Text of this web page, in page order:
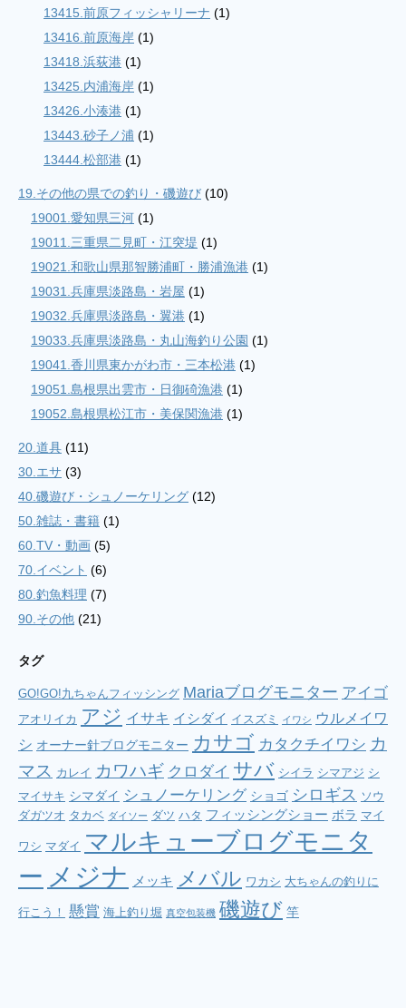
13415.前原フィッシャリーナ (1)
13416.前原海岸 (1)
13418.浜荻港 (1)
13425.内浦海岸 (1)
13426.小湊港 (1)
13443.砂子ノ浦 (1)
13444.松部港 (1)
19.その他の県での釣り・磯遊び (10)
19001.愛知県三河 (1)
19011.三重県二見町・江突堤 (1)
19021.和歌山県那智勝浦町・勝浦漁港 (1)
19031.兵庫県淡路島・岩屋 (1)
19032.兵庫県淡路島・翼港 (1)
19033.兵庫県淡路島・丸山海釣り公園 (1)
19041.香川県東かがわ市・三本松港 (1)
19051.島根県出雲市・日御碕漁港 (1)
19052.島根県松江市・美保関漁港 (1)
20.道具 (11)
30.エサ (3)
40.磯遊び・シュノーケリング (12)
50.雑誌・書籍 (1)
60.TV・動画 (5)
70.イベント (6)
80.釣魚料理 (7)
90.その他 (21)
タグ
GO!GO!九ちゃんフィッシング Mariaブログモニター アイゴ
アオリイカ アジ イサキ イシダイ イスズミ イワシ ウルメイワ
シ オーナー針ブログモニター カサゴ カタクチイワシ カ
マス カレイ カワハギ クロダイ サバ シイラ シマアジ シ
マイサキ シマダイ シュノーケリング ショゴ シロギス ソウ
ダガツオ タカベ ダイソー ダツ ハタ フィッシングショー ボラ マイ
ワシ マダイ マルキューブログモニタ
ー メジナ メッキ メバル ワカシ 大ちゃんの釣りに
行こう！ 懸賞 海上釣り堀 真空包装機 磯遊び 竿